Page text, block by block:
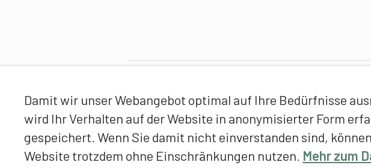
Damit wir unser Webangebot optimal auf Ihre Bedürfnisse
wird Ihr Verhalten auf der Website in anonymisierter Form
gespeichert. Wenn Sie damit nicht einverstanden sind,
Website trotzdem ohne Einschränkungen nutzen. Mehr zum